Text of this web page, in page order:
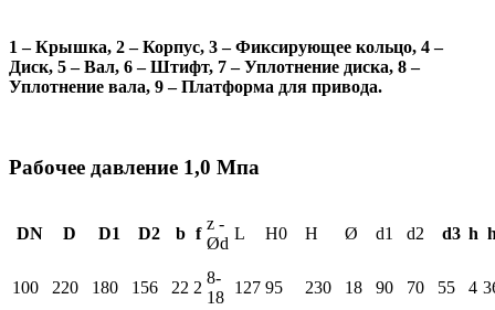
1 – Крышка, 2 – Корпус, 3 – Фиксирующее кольцо, 4 –
Диск, 5 – Вал, 6 – Штифт, 7 – Уплотнение диска, 8 –
Уплотнение вала, 9 – Платформа для привода.
Рабочее давление 1,0 Мпа
DN D D1 D2 b f
z -
Ød
L H0 H Ø d1 d2 d3 h
100 220 180 156 22 2
8-
18
127 95 230 18 90 70 55 4